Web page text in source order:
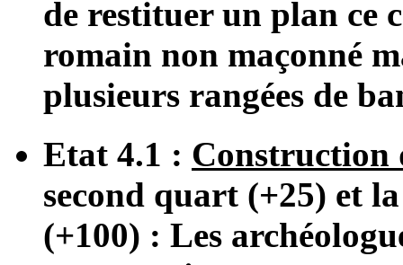
de restituer un plan ce
romain non maçonné
plusieurs rangées de
Etat 4.1 : Construction
second quart (+25) et
(+100) : Les